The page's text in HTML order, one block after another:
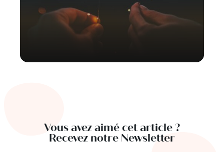
Vous avez aimé cet article ?
Recevez notre Newsletter